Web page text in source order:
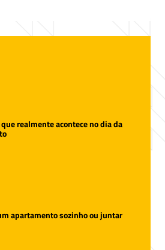
realmente acontece no dia da
apartamento sozinho ou juntar